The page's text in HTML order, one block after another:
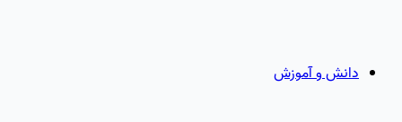
دانش و آموزش